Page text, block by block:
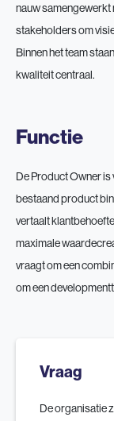
nauw samengewerkt
stakeholders om
Binnen het team
kwaliteit centraal.
Functie
De Product Owner
bestaand product
vertaalt
maximale
vraagt om een
om een
Vraag
De organisatie